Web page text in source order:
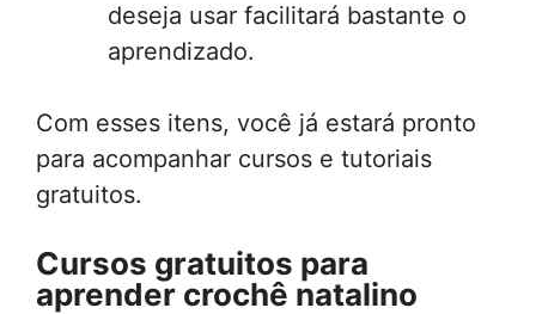
deseja usar facilitará bastante o
aprendizado.
Com esses itens, você já estará pronto
para acompanhar cursos e tutoriais
gratuitos.
Cursos gratuitos para
aprender crochê natalino